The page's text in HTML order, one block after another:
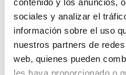
sociales y analizar el
información sobre el uso
nuestros partners de
web, quienes pueden
les haya proporcionado o